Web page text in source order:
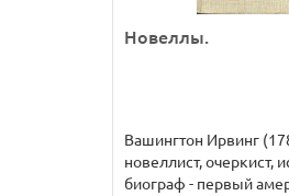
Новеллы.
Вашингтон Ирвинг
новеллист, очеркист,
биограф - первый